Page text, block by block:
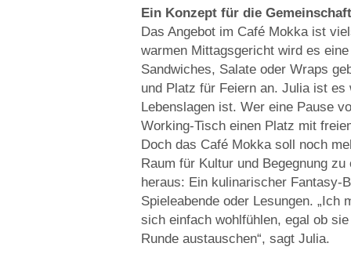
Ein Konzept für die Gemeinschaft
Das Angebot im Café Mokka ist
warmen Mittagsgericht wird es
Sandwiches, Salate oder Wraps
und Platz für Feiern an. Julia ist
Lebenslagen ist. Wer eine Pause
Working-Tisch einen Platz mit
Doch das Café Mokka soll noch
Raum für Kultur und Begegnung
heraus: Ein kulinarischer Fantasy-
Spieleabende oder Lesungen. „Ich
sich einfach wohlfühlen, egal ob
Runde austauschen“, sagt Julia.